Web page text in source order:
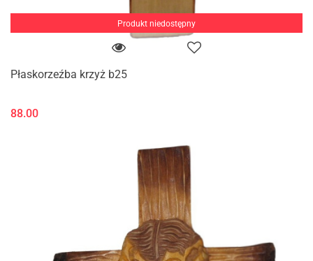
Produkt niedostępny
Płaskorzeźba krzyż b25
88.00